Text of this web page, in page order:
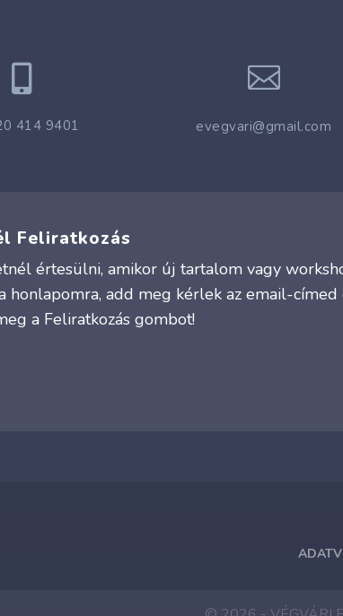

414 9401

evegvari@gmail.com
Feliratkozás
értesülni, amikor új tartalom vagy
honlapomra, add meg kérlek az email-címed
a Feliratkozás gombot!